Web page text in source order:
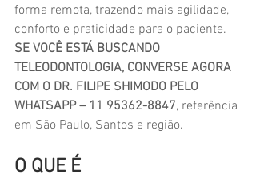
forma remota, trazendo mais agilidade,
conforto e praticidade para o paciente.
SE VOCÊ ESTÁ BUSCANDO
TELEODONTOLOGIA, CONVERSE AGORA
COM O DR. FILIPE SHIMODO PELO
WHATSAPP – 11 95362-8847, referência
em São Paulo, Santos e região.
O QUE É